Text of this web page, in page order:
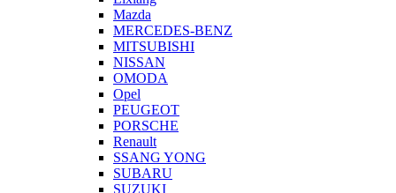
Mazda
MERCEDES-BENZ
MITSUBISHI
NISSAN
OMODA
Opel
PEUGEOT
PORSCHE
Renault
SSANG YONG
SUBARU
SUZUKI